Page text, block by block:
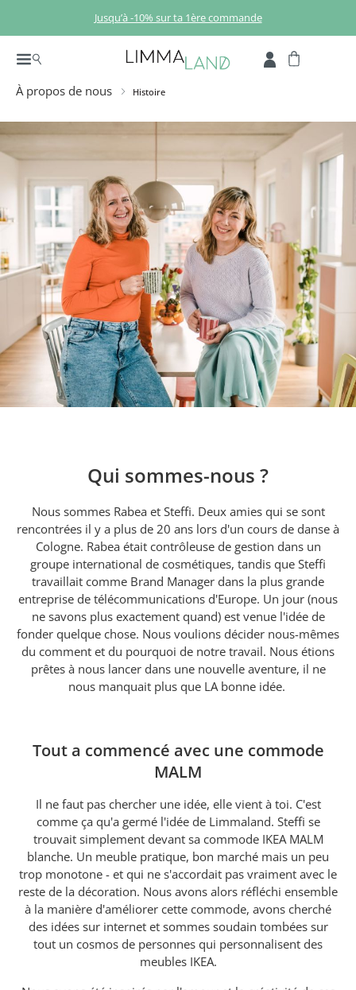
Passer au contenu principalJusqu’à -10% sur ta 1ère commande
À propos de nous Histoire
Qui sommes-nous ?
Nous sommes Rabea et Steffi. Deux amies qui se sont
rencontrées il y a plus de 20 ans lors d'un cours de danse à
Cologne. Rabea était contrôleuse de gestion dans un
groupe international de cosmétiques, tandis que Steffi
travaillait comme Brand Manager dans la plus grande
entreprise de télécommunications d'Europe. Un jour (nous
ne savons plus exactement quand) est venue l'idée de
fonder quelque chose. Nous voulions décider nous-mêmes
du comment et du pourquoi de notre travail. Nous étions
prêtes à nous lancer dans une nouvelle aventure, il ne
nous manquait plus que LA bonne idée.
Tout a commencé avec une commode
MALM
Il ne faut pas chercher une idée, elle vient à toi. C'est
comme ça qu'a germé l'idée de Limmaland. Steffi se
trouvait simplement devant sa commode IKEA MALM
blanche. Un meuble pratique, bon marché mais un peu
trop monotone - et qui ne s'accordait pas vraiment avec le
reste de la décoration. Nous avons alors réfléchi ensemble
à la manière d'améliorer cette commode, avons cherché
des idées sur internet et sommes soudain tombées sur
tout un cosmos de personnes qui personnalisent des
meubles IKEA.